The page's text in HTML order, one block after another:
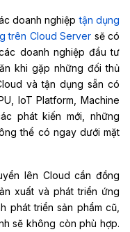
doanh nghiệptận dụng
trên Cloud Server sẽ có
doanh nghiệp đầu tư
khi gặp những đối thủ
và tận dụng sẵn có
IoT Platform, Machine
phát kiến mới, những
thể có ngay dưới mặt
lên Cloud cần đồng
xuất và phát triển ứng
phát triển sản phẩm cũ,
sẽ không còn phù hợp.